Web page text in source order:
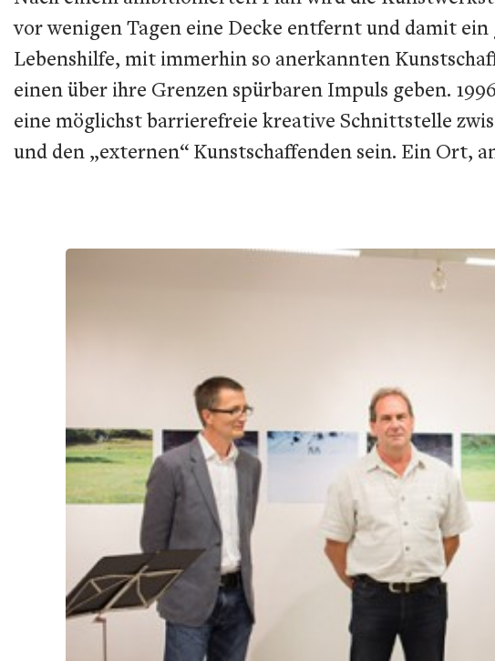
vor wenigen Tagen eine Decke entfernt und damit
Lebenshilfe, mit immerhin so anerkannten
einen über ihre Grenzen spürbaren Impuls geben.
eine möglichst barrierefreie kreative Schnittstelle
und den „externen“ Kunstschaffenden sein. Ein Ort,